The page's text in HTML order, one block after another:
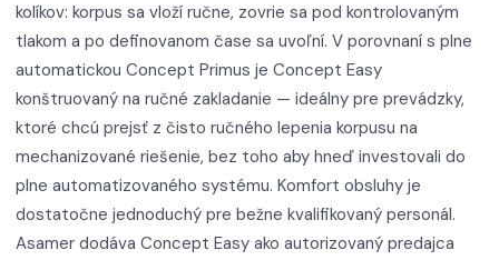
kolíkov: korpus sa vloží ručne, zovrie sa pod kontrolovaným
tlakom a po definovanom čase sa uvoľní. V porovnaní s plne
automatickou Concept Primus je Concept Easy
konštruovaný na ručné zakladanie — ideálny pre prevádzky,
ktoré chcú prejsť z čisto ručného lepenia korpusu na
mechanizované riešenie, bez toho aby hneď investovali do
plne automatizovaného systému. Komfort obsluhy je
dostatočne jednoduchý pre bežne kvalifikovaný personál.
Asamer dodáva Concept Easy ako autorizovaný predajca